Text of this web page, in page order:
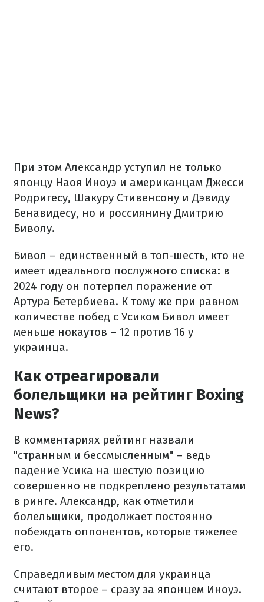
При этом Александр уступил не только
японцу Наоя Иноуэ и американцам Джесси
Родригесу, Шакуру Стивенсону и Дэвиду
Бенавидесу, но и россиянину Дмитрию
Биволу.
Бивол – единственный в топ-шесть, кто не
имеет идеального послужного списка: в
2024 году он потерпел поражение от
Артура Бетербиева. К тому же при равном
количестве побед с Усиком Бивол имеет
меньше нокаутов – 12 против 16 у
украинца.
Как отреагировали
болельщики на рейтинг Boxing
News?
В комментариях рейтинг назвали
"странным и бессмысленным" – ведь
падение Усика на шестую позицию
совершенно не подкреплено результатами
в ринге. Александр, как отметили
болельщики, продолжает постоянно
побеждать оппонентов, которые тяжелее
его.
Справедливым местом для украинца
считают второе – сразу за японцем Иноуэ.